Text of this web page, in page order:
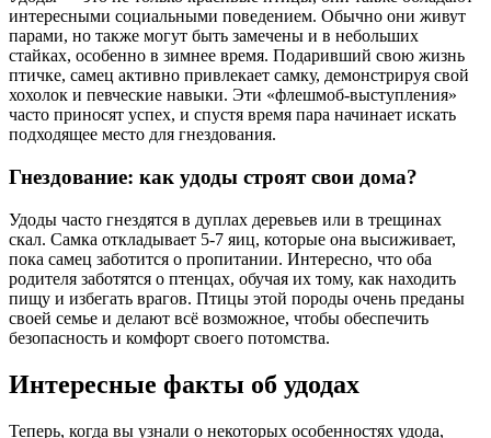
интересными социальными поведением. Обычно они живут
парами, но также могут быть замечены и в небольших
стайках, особенно в зимнее время. Подаривший свою жизнь
птичке, самец активно привлекает самку, демонстрируя свой
хохолок и певческие навыки. Эти «флешмоб-выступления»
часто приносят успех, и спустя время пара начинает искать
подходящее место для гнездования.
Гнездование: как удоды строят свои дома?
Удоды часто гнездятся в дуплах деревьев или в трещинах
скал. Самка откладывает 5-7 яиц, которые она высиживает,
пока самец заботится о пропитании. Интересно, что оба
родителя заботятся о птенцах, обучая их тому, как находить
пищу и избегать врагов. Птицы этой породы очень преданы
своей семье и делают всё возможное, чтобы обеспечить
безопасность и комфорт своего потомства.
Интересные факты об удодах
Теперь, когда вы узнали о некоторых особенностях удода,